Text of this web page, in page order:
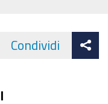
Condividi